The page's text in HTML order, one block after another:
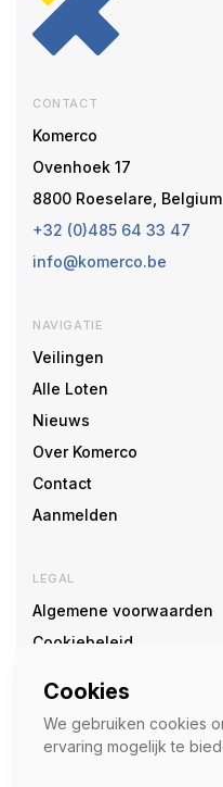
CONTACT
Komerco
Ovenhoek 17
8800 Roeselare, Belgium
+32 (0)485 64 33 47
info@komerco.be
NAVIGATIE
Veilingen
Alle Loten
Nieuws
Over Komerco
Contact
Aanmelden
LEGAL
Algemene voorwaarden
Cookiebeleid
SOCIAL